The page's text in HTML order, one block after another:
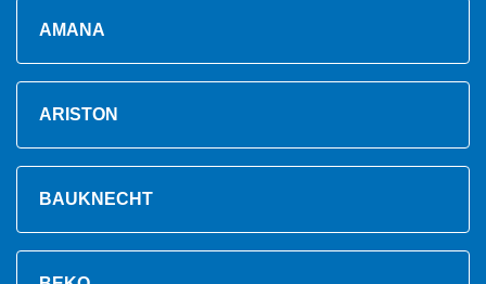
AMANA
ARISTON
BAUKNECHT